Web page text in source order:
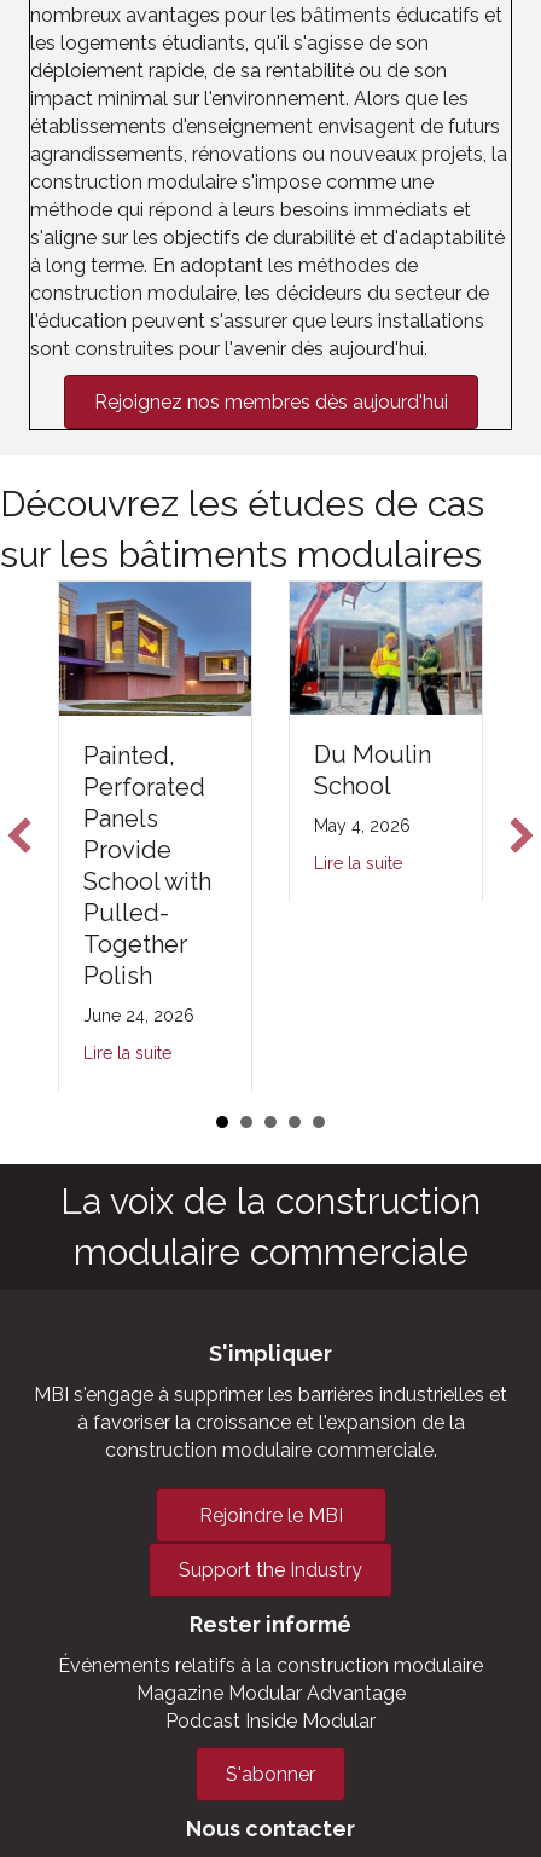
nombreux avantages pour les bâtiments éducatifs et
les logements étudiants, qu'il s'agisse de son
déploiement rapide, de sa rentabilité ou de son
impact minimal sur l'environnement. Alors que les
établissements d'enseignement envisagent de futurs
agrandissements, rénovations ou nouveaux projets, la
construction modulaire s'impose comme une
méthode qui répond à leurs besoins immédiats et
s'aligne sur les objectifs de durabilité et d'adaptabilité
à long terme. En adoptant les méthodes de
construction modulaire, les décideurs du secteur de
l'éducation peuvent s'assurer que leurs installations
sont construites pour l'avenir dès aujourd'hui.
Rejoignez nos membres dès aujourd'hui
Découvrez les études de cas
sur les bâtiments modulaires
Painted,
Perforated
Panels
Provide
School with
Pulled-
Together
Polish
June 24, 2026
Lire la suite
Du Moulin
School
May 4, 2026
Lire la suite
La voix de la construction
modulaire commerciale
S'impliquer
MBI s'engage à supprimer les barrières industrielles et
à favoriser la croissance et l'expansion de la
construction modulaire commerciale.
Rejoindre le MBI
Support the Industry
Rester informé
Événements relatifs à la construction modulaire
Magazine Modular Advantage
Podcast Inside Modular
S'abonner
Nous contacter